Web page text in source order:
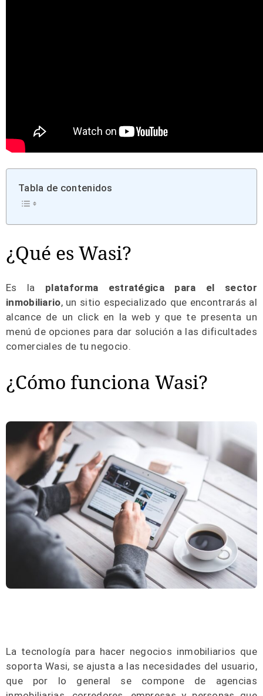
Tabla de contenidos
¿Qué es Wasi?
Es la plataforma estratégica para el sector
inmobiliario, un sitio especializado que encontrarás al
alcance de un click en la web y que te presenta un
menú de opciones para dar solución a las dificultades
comerciales de tu negocio.
¿Cómo funciona Wasi?
La tecnología para hacer negocios inmobiliarios que
soporta Wasi, se ajusta a las necesidades del usuario,
que por lo general se compone de agencias